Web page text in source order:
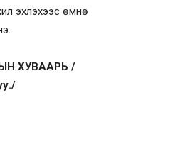
эхлэхээс өмнө
ХУВААРЬ /